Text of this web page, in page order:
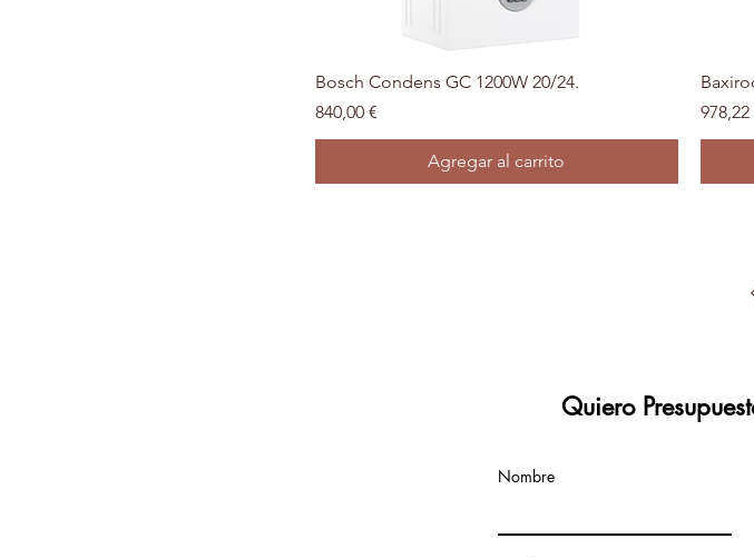
Vista rápida
Bosch Condens GC 1200W 20/24.
Precio
840,00 €
Agregar al carrito
Precio
978,22
Quiero
Nombre